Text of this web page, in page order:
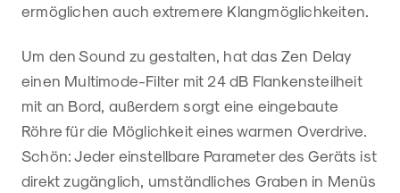
ermöglichen auch extremere Klangmöglichkeiten.
Um den Sound zu gestalten, hat das Zen Delay
einen Multimode-Filter mit 24 dB Flankensteilheit
mit an Bord, außerdem sorgt eine eingebaute
Röhre für die Möglichkeit eines warmen Overdrive.
Schön: Jeder einstellbare Parameter des Geräts ist
direkt zugänglich, umständliches Graben in Menüs